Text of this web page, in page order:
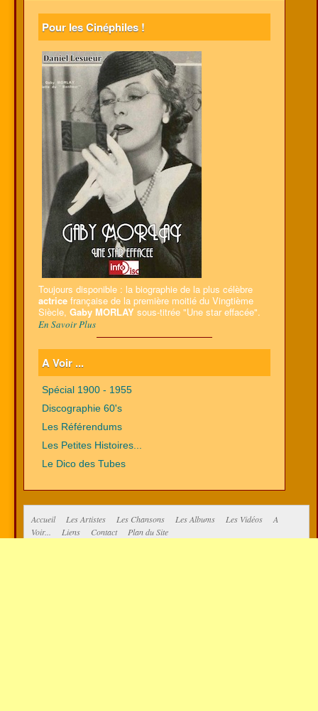
Pour les Cinéphiles !
Toujours disponible : la biographie de la plus célèbre
actrice française de la première moitié du Vingtième
Siècle, Gaby MORLAY sous-titrée "Une star effacée".
En Savoir Plus
A Voir ...
Spécial 1900 - 1955
Discographie 60's
Les Référendums
Les Petites Histoires...
Le Dico des Tubes
Accueil Les Artistes Les Chansons Les Albums Les Vidéos
A
Voir...
Liens Contact Plan du Site